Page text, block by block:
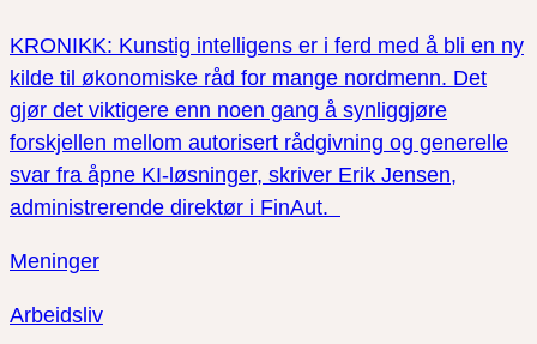
KRONIKK: Kunstig intelligens er i ferd med å bli en ny
kilde til økonomiske råd for mange nordmenn. Det
gjør det viktigere enn noen gang å synliggjøre
forskjellen mellom autorisert rådgivning og generelle
svar fra åpne KI-løsninger, skriver Erik Jensen,
administrerende direktør i FinAut.
Meninger
Arbeidsliv